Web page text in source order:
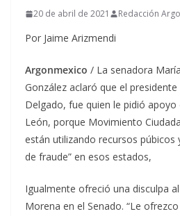
20 de abril de 2021 Redacción
Por Jaime Arizmendi
Argonmexico / La senadora
González aclaró que el
Delgado, fue quien le pidió apoyo
León, porque Movimiento
están utilizando recursos púbicos
de fraude” en esos estados,
Igualmente ofreció una disculpa
Morena en el Senado. “Le